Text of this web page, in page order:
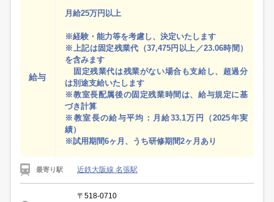
給与
月給25万円以上
※経験・能力等を考慮し、決定いたします
※上記は固定残業代（37,475円以上／23.06時間）
を含みます
固定残業代は残業がない場合も支給し、超過分
は別途支給いたします
※教室長配属後の固定残業時間は、給与規定に基
づき計算
※教室長の給与平均：月給33.1万円（2025年実
績）
※試用期間6ヶ月、うち研修期間2ヶ月あり
最寄り駅 近鉄大阪線 名張駅
〒518-0710